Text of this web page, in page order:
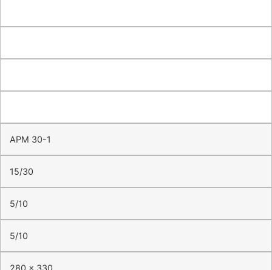
APM 30-1
15/30
5/10
5/10
280 x 330